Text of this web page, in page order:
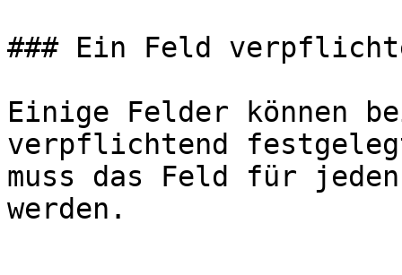
### Ein Feld
Einige Felder können
verpflichtend
muss das Feld für